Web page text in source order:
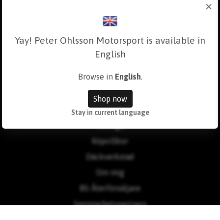
Kontakt
Köpvillkor
Däckverkstad
Om mig
Bli Återförsäljare
Sammarbetspartners
×
Yay! Peter Ohlsson Motorsport is available in
English
Browse in English.
Shop now
Stay in current language